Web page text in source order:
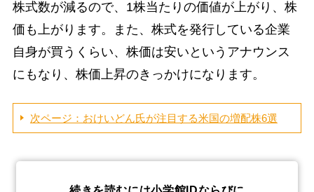
株式数が減るので、1株当たりの価値が上がり、株
価も上がります。また、株式を発行している企業
自身が買うくらい、株価は安いというアナウンス
にもなり、株価上昇のきっかけになります。
次ページ：おけいどん氏が注目する米国の増配株6選